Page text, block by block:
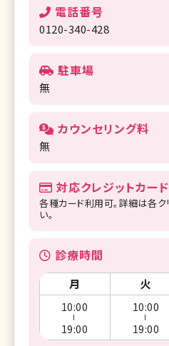
電話番号
0120-340-428
駐車場
無
カウンセリング料
無
対応クレジットカード
各種カード利用可。詳細は各ク
い。
診療時間
月 火
10:00
19:00
10:00
19:00